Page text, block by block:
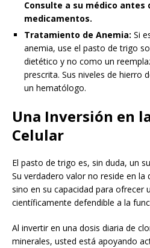
Consulte a su médico
medicamentos.
Tratamiento de Anemia: Si
anemia, use el pasto de trigo
dietético y no como un
prescrita. Sus niveles de hierro
un hematólogo.
Una Inversión en
Celular
El pasto de trigo es, sin duda, un
Su verdadero valor no reside en la
sino en su capacidad para ofrecer
científicamente defendible a la
Al invertir en una dosis diaria de
minerales, usted está apoyando